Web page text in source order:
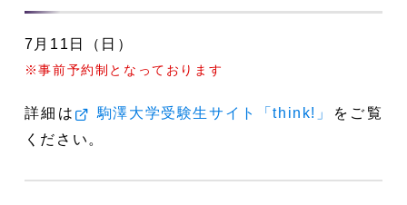
7月11日（日）
※事前予約制となっております
詳細は 駒澤大学受験生サイト「think!」
をご覧
ください。